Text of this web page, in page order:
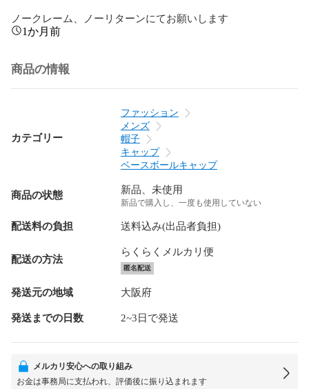
ノークレーム、ノーリターンにてお願いします
1か月前
商品の情報
カテゴリー
ファッション
メンズ
帽子
キャップ
ベースボールキャップ
商品の状態 新品、未使用
新品で購入し、一度も使用していない
配送料の負担 送料込み(出品者負担)
配送の方法
らくらくメルカリ便
匿名配送
発送元の地域 大阪府
発送までの日数 2~3日で発送
メルカリ安心への取り組み
お金は事務局に支払われ、評価後に振り込まれます